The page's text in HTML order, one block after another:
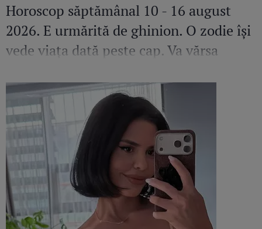
Horoscop săptămânal 10 - 16 august
2026. E urmărită de ghinion. O zodie își
vede viața dată peste cap. Va vărsa
fericirea pe primul loc